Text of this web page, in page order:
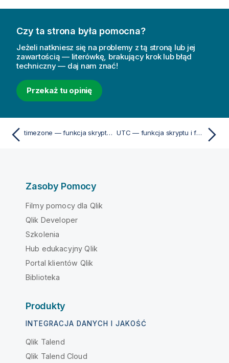
Czy ta strona była pomocna?
Jeżeli natkniesz się na problemy z tą stroną lub jej
zawartością — literówkę, brakujący krok lub błąd
techniczny — daj nam znać!
Przekaż tu opinię
timezone — funkcja skryptu i funkcja wykresu UTC — funkcja skryptu i funkcja wykresu
Zasoby Pomocy
Filmy pomocy dla Qlik
Qlik Developer
Szkolenia
Hub edukacyjny Qlik
Portal klientów Qlik
Biblioteka
Produkty
INTEGRACJA DANYCH I JAKOŚĆ
Qlik Talend
Qlik Talend Cloud